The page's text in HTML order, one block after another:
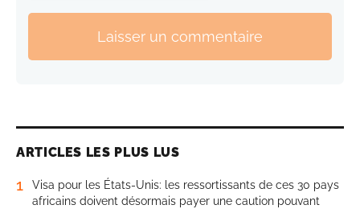
Laisser un commentaire
ARTICLES LES PLUS LUS
1
Visa pour les États-Unis: les ressortissants de ces 30 pays
africains doivent désormais payer une caution pouvant